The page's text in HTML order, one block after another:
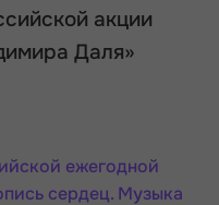
акции
Даля»